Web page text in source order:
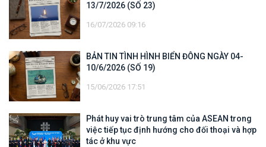
13/7/2026 (SỐ 23)
16/07/2026 09:16
BẢN TIN TÌNH HÌNH BIỂN ĐÔNG NGÀY 04-
10/6/2026 (SỐ 19)
15/06/2026 17:51
Phát huy vai trò trung tâm của ASEAN trong
việc tiếp tục định hướng cho đối thoại và hợp
tác ở khu vực